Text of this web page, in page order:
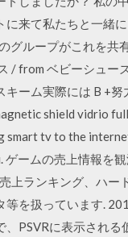
に来て私たちと一緒
グループがこれを共
/ from ベビーシュー
キーム実際には B +努
shield vidrio
smart tv to the
ゲームの売上情報を
上ランキング、ハー
等を扱っています.
、PSVRに表示される